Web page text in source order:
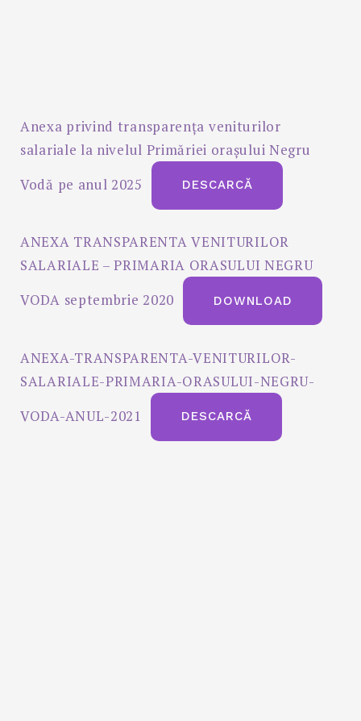
Anexa privind transparența veniturilor
salariale la nivelul Primăriei orașului Negru
Vodă pe anul 2025
DESCARCĂ
ANEXA TRANSPARENTA VENITURILOR
SALARIALE – PRIMARIA ORASULUI NEGRU
VODA septembrie 2020
DOWNLOAD
ANEXA-TRANSPARENTA-VENITURILOR-
SALARIALE-PRIMARIA-ORASULUI-NEGRU-
VODA-ANUL-2021
DESCARCĂ